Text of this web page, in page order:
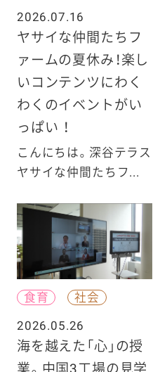
2026.07.16
ヤサイな仲間たちフ
ァームの夏休み！楽し
いコンテンツにわく
わくのイベントがい
っぱい ！
こんにちは。深谷テラス
ヤサイな仲間たちフ...
食育
社会
2026.05.26
海を越えた「心」の授
業。中国3工場の見学